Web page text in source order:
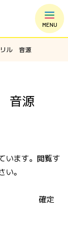
MENU
リル 音源
音源
います。閲覧す
。